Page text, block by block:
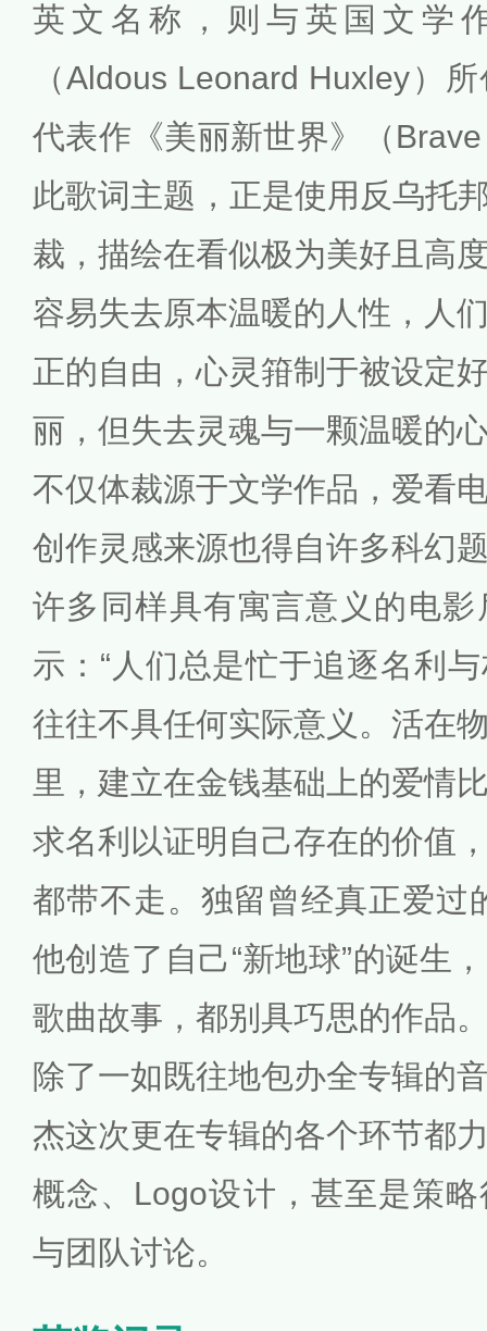
英文名称，则与英国文学
（Aldous Leonard Huxley）
代表作《美丽新世界》（
此歌词主题，正是使用反乌托
裁，描绘在看似极为美好且高
容易失去原本温暖的人性，人
正的自由，心灵箝制于被设定
丽，但失去灵魂与一颗温暖的
不仅体裁源于文学作品，爱看
创作灵感来源也得自许多科幻
许多同样具有寓言意义的电
示：“人们总是忙于追逐名利
往往不具任何实际意义。活在
里，建立在金钱基础上的爱情
求名利以证明自己存在的价值
都带不走。独留曾经真正爱过
他创造了自己“新地球”的诞生
歌曲故事，都别具巧思的作品
除了一如既往地包办全专辑的
杰这次更在专辑的各个环节都
概念、Logo设计，甚至是策
与团队讨论。